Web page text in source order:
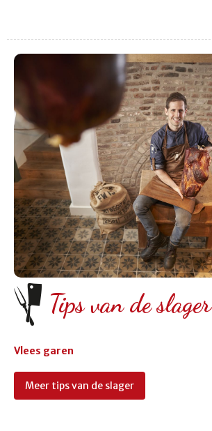
Tips van de slager
Vlees garen
Meer tips van de slager